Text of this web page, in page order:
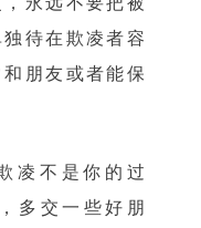
待在欺凌者容
朋友或者能保
凌不是你的过
多交一些好朋